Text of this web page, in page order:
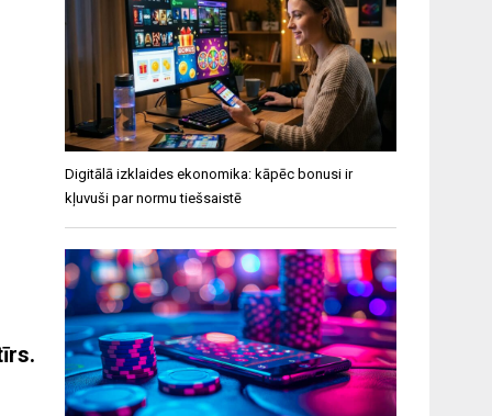
Digitālā izklaides ekonomika: kāpēc bonusi ir
kļuvuši par normu tiešsaistē